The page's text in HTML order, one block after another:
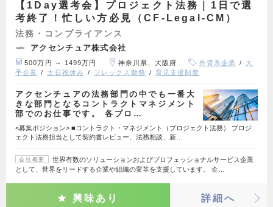
【1Day選考会】プロジェクト法務｜1日で選
考終了！忙しい方必見（CF‐Legal‐CM）
法務・コンプライアンス
アクセンチュア株式会社
500万円 ～ 1499万円 神奈川県、大阪府 外資系企業
大
手企業
土日祝休み フレックス勤務 育児支援制度
アクセンチュアの法務部門の中でも一番大
きな部門となるコントラクトマネジメント
部でのお仕事です。 各プロ…
<募集ポジション> ■コントラクト・マネジメント（プロジェクト法務） プロジ
ェクト法務担当として契約書レビュー、法務相談、新…
会社概要
世界有数のソリューションおよびプロフェッショナルサービス企業
として、世界をリードする企業や組織の変革を支援しています。 企…
興味あり 詳細へ